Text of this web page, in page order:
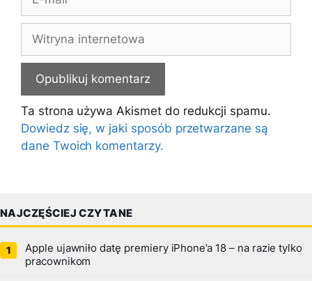
mail
internetowa
Ta strona używa Akismet do redukcji spamu.
Dowiedz się, w jaki sposób przetwarzane są
dane Twoich komentarzy.
NAJCZĘŚCIEJ CZYTANE
Apple ujawniło datę premiery iPhone’a 18 – na razie tylko
pracownikom